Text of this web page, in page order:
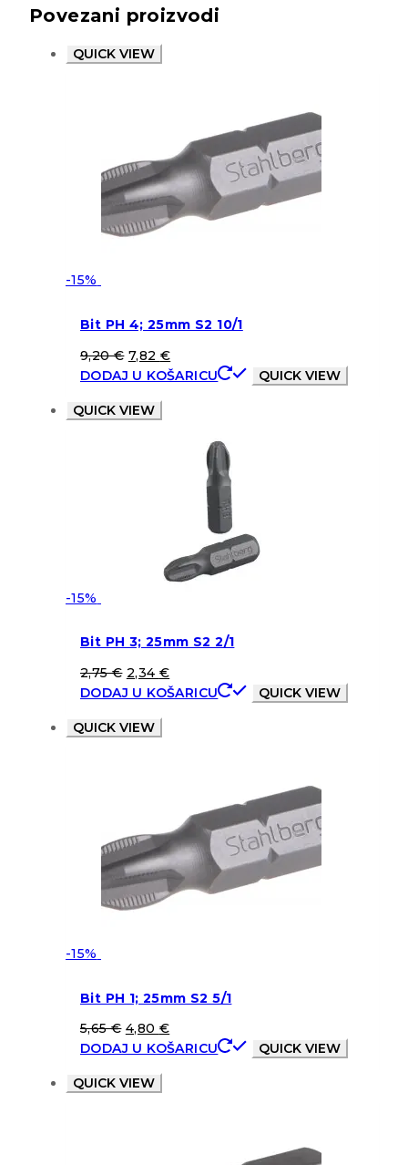
Povezani proizvodi
QUICK VIEW
-15%
Bit PH 4; 25mm S2 10/1
9,20€ 7,82 €
DODAJ U KOŠARICU
QUICK VIEW
QUICK VIEW
-15%
Bit PH 3; 25mm S2 2/1
2,75€ 2,34 €
DODAJ U KOŠARICU
QUICK VIEW
QUICK VIEW
-15%
Bit PH 1; 25mm S2 5/1
5,65€ 4,80 €
DODAJ U KOŠARICU
QUICK VIEW
QUICK VIEW